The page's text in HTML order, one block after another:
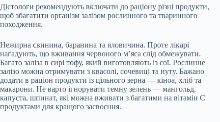
Дієтологи рекомендують включати до раціону різні продукти,
щоб збагатити організм залізом рослинного та тваринного
походження.
Нежирна свинина, баранина та яловичина. Проте лікарі
нагадують, що вживання червоного м’яса слід обмежувати.
Багато заліза в сирі тофу, який виготовляють із сої. Рослинне
залізо можна отримувати з квасолі, сочевиці та нуту. Бажано
додати в раціон продукти із цільного зерна — кіноа, хліб та
макарони. Не варто ігнорувати темну зелень — мангольд,
капуста, шпинат, які можна вживати з багатими на вітамін С
продуктами для кращого засвоєння.